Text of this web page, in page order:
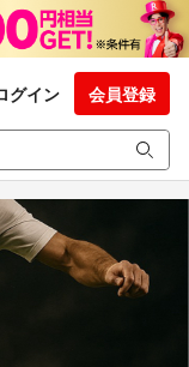
グイン 会員登録